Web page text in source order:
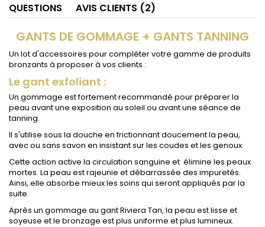
QUESTIONS
AVIS CLIENTS (2)
GANTS DE GOMMAGE + GANTS TANNING
Un lot d'accessoires pour compléter votre gamme de produits
bronzants à proposer à vos clients :
Le gant exfoliant :
Un gommage est fortement recommandé pour préparer la
peau avant une exposition au soleil ou avant une séance de
tanning.
Il s'utilise sous la douche en frictionnant doucement la peau,
avec ou sans savon en insistant sur les coudes et les genoux.
Cette action active la circulation sanguine et élimine les peaux
mortes. La peau est rajeunie et débarrassée des impuretés.
Ainsi, elle absorbe mieux les soins qui seront appliqués par la
suite.
Après un gommage au gant Riviera Tan, la peau est lisse et
soyeuse et le bronzage est plus uniforme et plus lumineux.